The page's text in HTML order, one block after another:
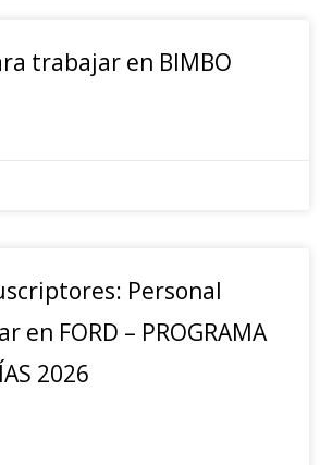
trabajar en BIMBO
Personal
en FORD – PROGRAMA
2026